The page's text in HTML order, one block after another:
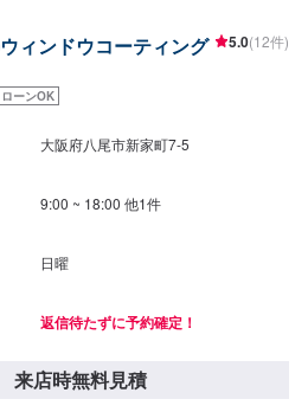
ィンドウコーティング 5.0(12件)
ローンOK
大阪府八尾市新家町7-5
9:00 ~ 18:00 他1件
日曜
返信待たずに予約確定！
来店時無料見積